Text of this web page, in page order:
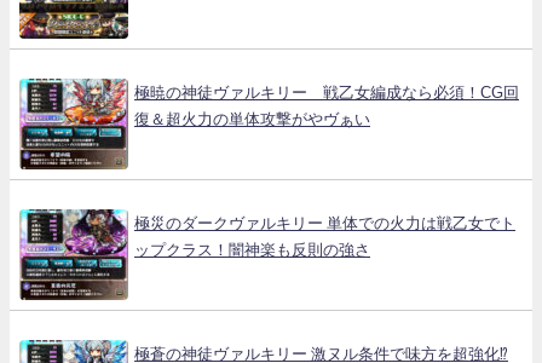
極暁の神徒ヴァルキリー 戦乙女編成なら必須！CG回
復＆超火力の単体攻撃がやヴぁい
極災のダークヴァルキリー 単体での火力は戦乙女でト
ップクラス！闇神楽も反則の強さ
極蒼の神徒ヴァルキリー 激ヌル条件で味方を超強化⁉